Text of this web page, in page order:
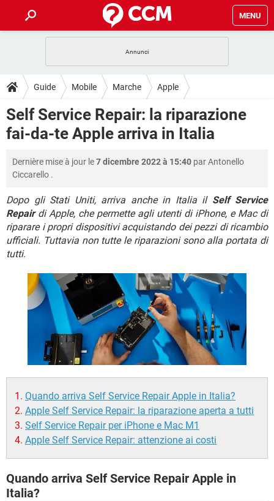
MENU
INTRATTENIMENTO ANDROID
iOS WINDOWS 10
INSTAGRAM WHATSAPP
HARDWARE
GUIDE
COVID-19 GAMING
INTRATTENIMENTO ANDROID
INSTAGRAM WHATSAPP
HARDWARE
DOWNLOAD
COVID-19 GAMING
iOS
INSTAGRAM WHATSAPP
TIKTOK FACEBOOK
HARDWARE
FORUM
COVID-19 GAMING
iOS WINDOWS 10
INSTAGRAM WHATSAPP
TIKTOK FACEBOOK
GLOSSARIO
COVID-19 GAMING
INTRATTENIMENTO ANDROID
iOS WINDOWS 10
INSTAGRAM
TIKTOK FACEBOOK
HARDWARE
Guide Mobile Marche Apple
Self Service Repair: la riparazione
fai-da-te Apple arriva in Italia
Dernière mise à jour le7 dicembre 2022 à 15:40 parAntonello
Ciccarello .
Dopo gli Stati Uniti, arriva anche in Italia il Self Service
Repairdi Apple, che permette agli utenti di iPhone, e Mac di
riparare i propri dispositivi acquistando dei pezzi di ricambio
ufficiali. Tuttavia non tutte le riparazioni sono alla portata di
tutti.
Quando arriva Self Service Repair Apple in Italia?
Apple Self Service Repair: la riparazione aperta a tutti
Self Service Repair per iPhone e Mac M1
Apple Self Service Repair: attenzione ai costi
Quando arriva Self Service Repair Apple in
Italia?